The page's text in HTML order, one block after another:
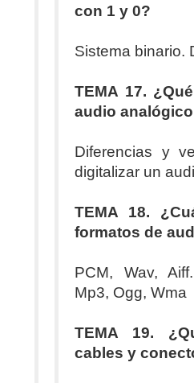
con 1 y 0?
Sistema binario.
TEMA 17.
audio
Diferencias y
digitalizar un
TEMA 18.
formatos de
PCM, Wav,
Mp3, Ogg, Wma
TEMA 19.
cables y